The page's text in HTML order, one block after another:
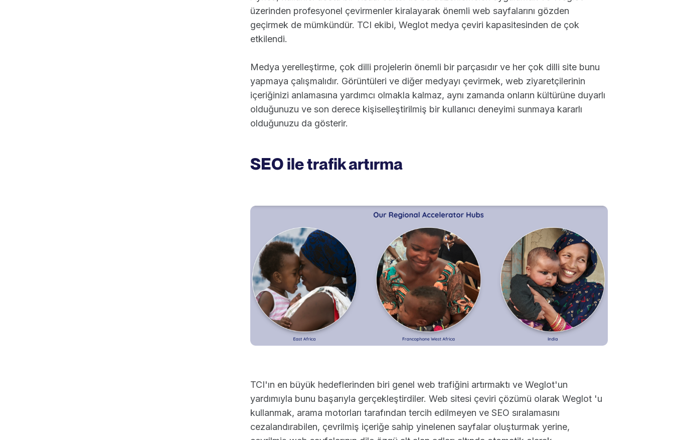
üzerinden profesyonel çevirmenler kiralayarak önemli web sayfalarını gözden
geçirmek de mümkündür. TCI ekibi, Weglot medya çeviri kapasitesinden de çok
etkilendi.
Medya yerelleştirme, çok dilli projelerin önemli bir parçasıdır ve her çok dilli site bunu
yapmaya çalışmalıdır. Görüntüleri ve diğer medyayı çevirmek, web ziyaretçilerinin
içeriğinizi anlamasına yardımcı olmakla kalmaz, aynı zamanda onların kültürüne duyarlı
olduğunuzu ve son derece kişiselleştirilmiş bir kullanıcı deneyimi sunmaya kararlı
olduğunuzu da gösterir.
SEO ile trafik artırma
TCI'ın en büyük hedeflerinden biri genel web trafiğini artırmaktı ve Weglot'un
yardımıyla bunu başarıyla gerçekleştirdiler. Web sitesi çeviri çözümü olarak Weglot 'u
kullanmak, arama motorları tarafından tercih edilmeyen ve SEO sıralamasını
cezalandırabilen, çevrilmiş içeriğe sahip yinelenen sayfalar oluşturmak yerine,